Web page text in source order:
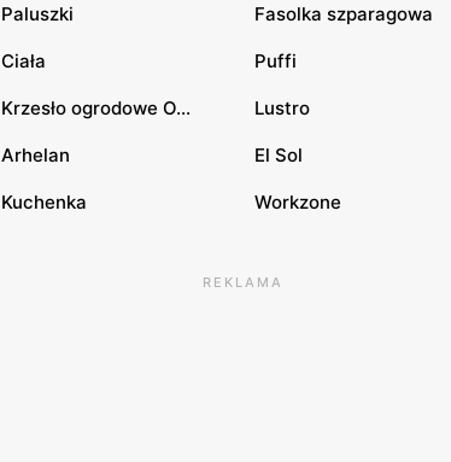
Paluszki Fasolka szparagowa
Ciała Puffi
Krzesło ogrodowe O... Lustro
Arhelan El Sol
Kuchenka Workzone
REKLAMA